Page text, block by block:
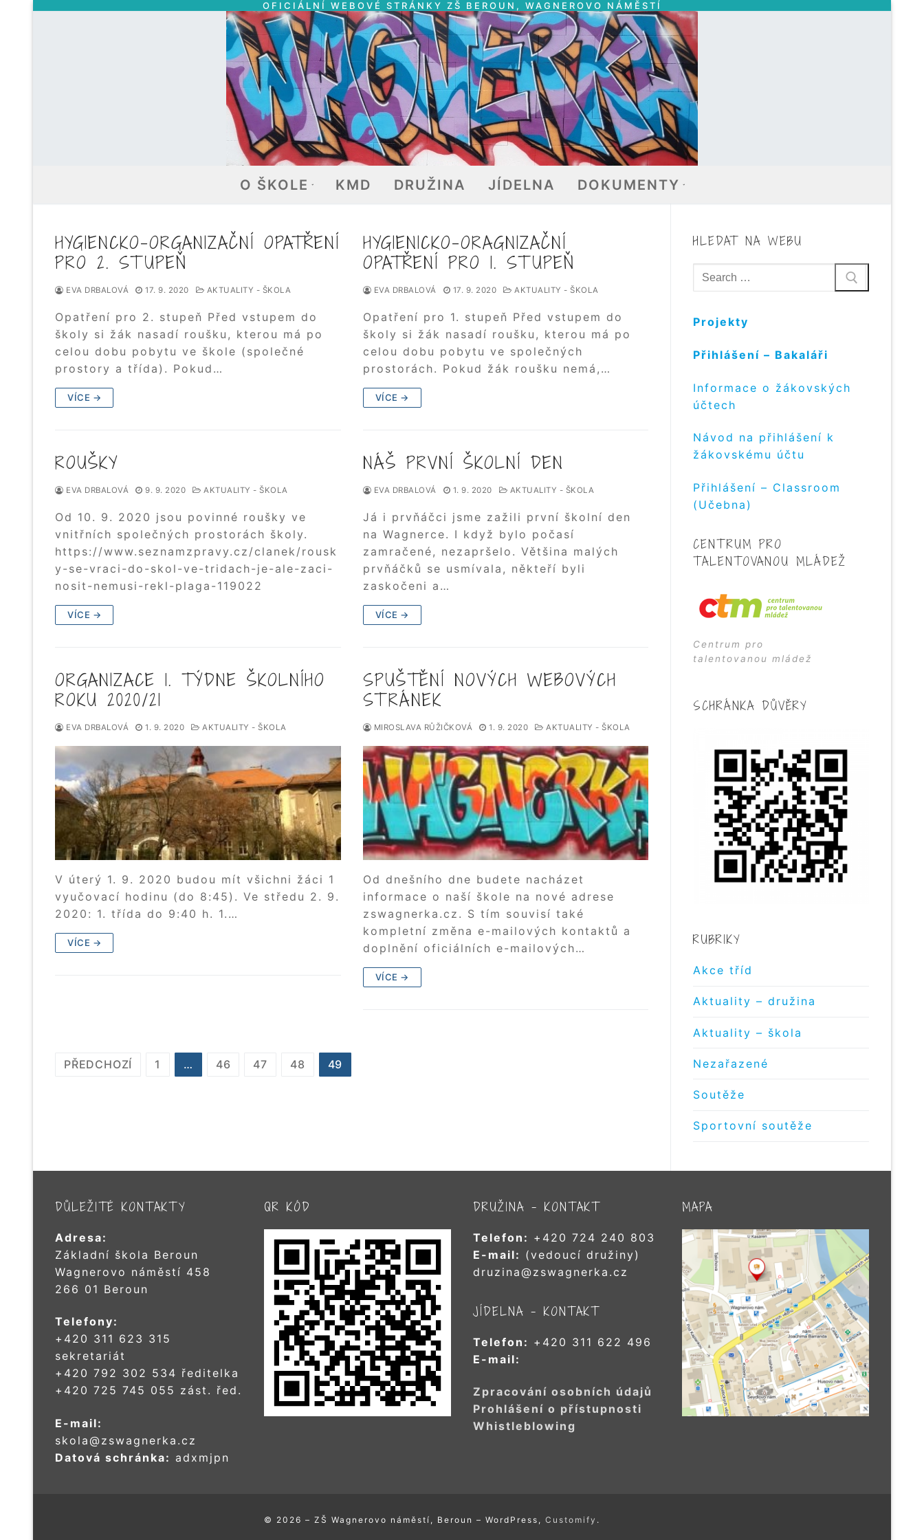
Přeskočit
OFICIÁLNÍ WEBOVÉ STRÁNKY ZŠ BEROUN, WAGNEROVO NÁMĚSTÍ
O ŠKOLE KMD DRUŽINA JÍDELNA DOKUMENTY
HYGIENCKO-ORGANIZAČNÍ OPATŘENÍ
PRO 2. STUPEŇ
EVA DRBALOVÁ 17. 9. 2020 AKTUALITY - ŠKOLA
Opatření pro 2. stupeň Před vstupem do
školy si žák nasadí roušku, kterou má po
celou dobu pobytu ve škole (společné
prostory a třída). Pokud…
VÍCE →
HYGIENICKO-ORAGNIZAČNÍ
OPATŘENÍ PRO 1. STUPEŇ
EVA DRBALOVÁ 17. 9. 2020 AKTUALITY - ŠKOLA
Opatření pro 1. stupeň Před vstupem do
školy si žák nasadí roušku, kterou má po
celou dobu pobytu ve společných
prostorách. Pokud žák roušku nemá,…
VÍCE →
ROUŠKY
EVA DRBALOVÁ 9. 9. 2020 AKTUALITY - ŠKOLA
Od 10. 9. 2020 jsou povinné roušky ve
vnitřních společných prostorách školy.
https://www.seznamzpravy.cz/clanek/rousk
y-se-vraci-do-skol-ve-tridach-je-ale-zaci-
nosit-nemusi-rekl-plaga-119022
VÍCE →
NÁŠ PRVNÍ ŠKOLNÍ DEN
EVA DRBALOVÁ 1. 9. 2020 AKTUALITY - ŠKOLA
Já i prvňáčci jsme zažili první školní den
na Wagnerce. I když bylo počasí
zamračené, nezapršelo. Většina malých
prvňáčků se usmívala, někteří byli
zaskočeni a…
VÍCE →
ORGANIZACE 1. TÝDNE ŠKOLNÍHO
ROKU 2020/21
EVA DRBALOVÁ 1. 9. 2020 AKTUALITY - ŠKOLA
V úterý 1. 9. 2020 budou mít všichni žáci 1
vyučovací hodinu (do 8:45). Ve středu 2. 9.
2020: 1. třída do 9:40 h. 1.…
VÍCE →
SPUŠTĚNÍ NOVÝCH WEBOVÝCH
STRÁNEK
MIROSLAVA RŮŽIČKOVÁ 1. 9. 2020 AKTUALITY - ŠKOLA
Od dnešního dne budete nacházet
informace o naší škole na nové adrese
zswagnerka.cz. S tím souvisí také
kompletní změna e-mailových kontaktů a
doplnění oficiálních e-mailových…
VÍCE →
STRÁNKOVÁNÍ
PŘEDCHOZÍ 1 … 46 47 48 49
HLEDAT NA WEBU
Hledat:
Projekty
Přihlášení – Bakaláři
Informace o žákovských
účtech
Návod na přihlášení k
žákovskému účtu
Přihlášení – Classroom
(Učebna)
CENTRUM PRO
TALENTOVANOU MLÁDEŽ
Centrum pro
talentovanou mládež
SCHRÁNKA DŮVĚRY
RUBRIKY
Akce tříd
Aktuality – družina
Aktuality – škola
Nezařazené
Soutěže
Sportovní soutěže
DŮLEŽITÉ KONTAKTY
Adresa:
Základní škola Beroun
Wagnerovo náměstí 458
266 01 Beroun
Telefony:
+420 311 623 315
sekretariát
+420 792 302 534 ředitelka
+420 725 745 055 zást. řed.
E-mail:
skola@zswagnerka.cz
Datová schránka: adxmjpn
QR KÓD DRUŽINA – KONTAKT
Telefon: +420 724 240 803
E-mail: (vedoucí družiny)
druzina@zswagnerka.cz
JÍDELNA – KONTAKT
Telefon: +420 311 622 496
E-mail:
Zpracování osobních údajů
Prohlášení o přístupnosti
Whistleblowing
MAPA
© 2026 – ZŠ Wagnerovo náměstí, Beroun – WordPress, Customify .